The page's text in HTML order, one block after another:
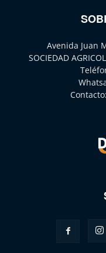
Avenida Juan
SOCIEDAD
Contacto: